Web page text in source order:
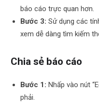
báo cáo trực quan hơn.
Bước 3: Sử dụng các
xem dễ dàng tìm kiếm
Chia sẻ báo cáo
Bước 1: Nhấp vào nút
phải.